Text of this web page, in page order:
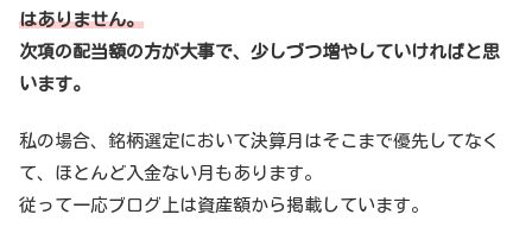
はありません。
次項の配当額の方が大事で、少しづつ増やしていければと思
います。
私の場合、銘柄選定において決算月はそこまで優先してなく
て、ほとんど入金ない月もあります。
従って一応ブログ上は資産額から掲載しています。